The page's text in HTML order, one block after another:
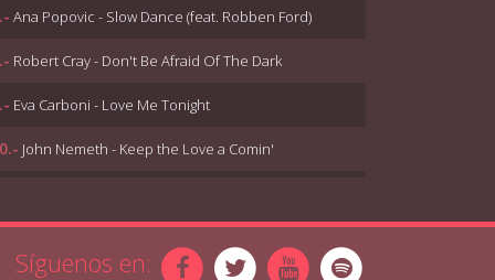
Ana Popovic - Slow Dance (feat. Robben Ford)
Robert Cray - Don't Be Afraid Of The Dark
Eva Carboni - Love Me Tonight
John Nemeth - Keep the Love a Comin'
Síguenos en: